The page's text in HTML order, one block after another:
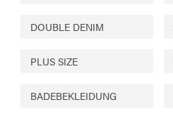
DOUBLE DENIM
PLUS SIZE
BADEBEKLEIDUNG